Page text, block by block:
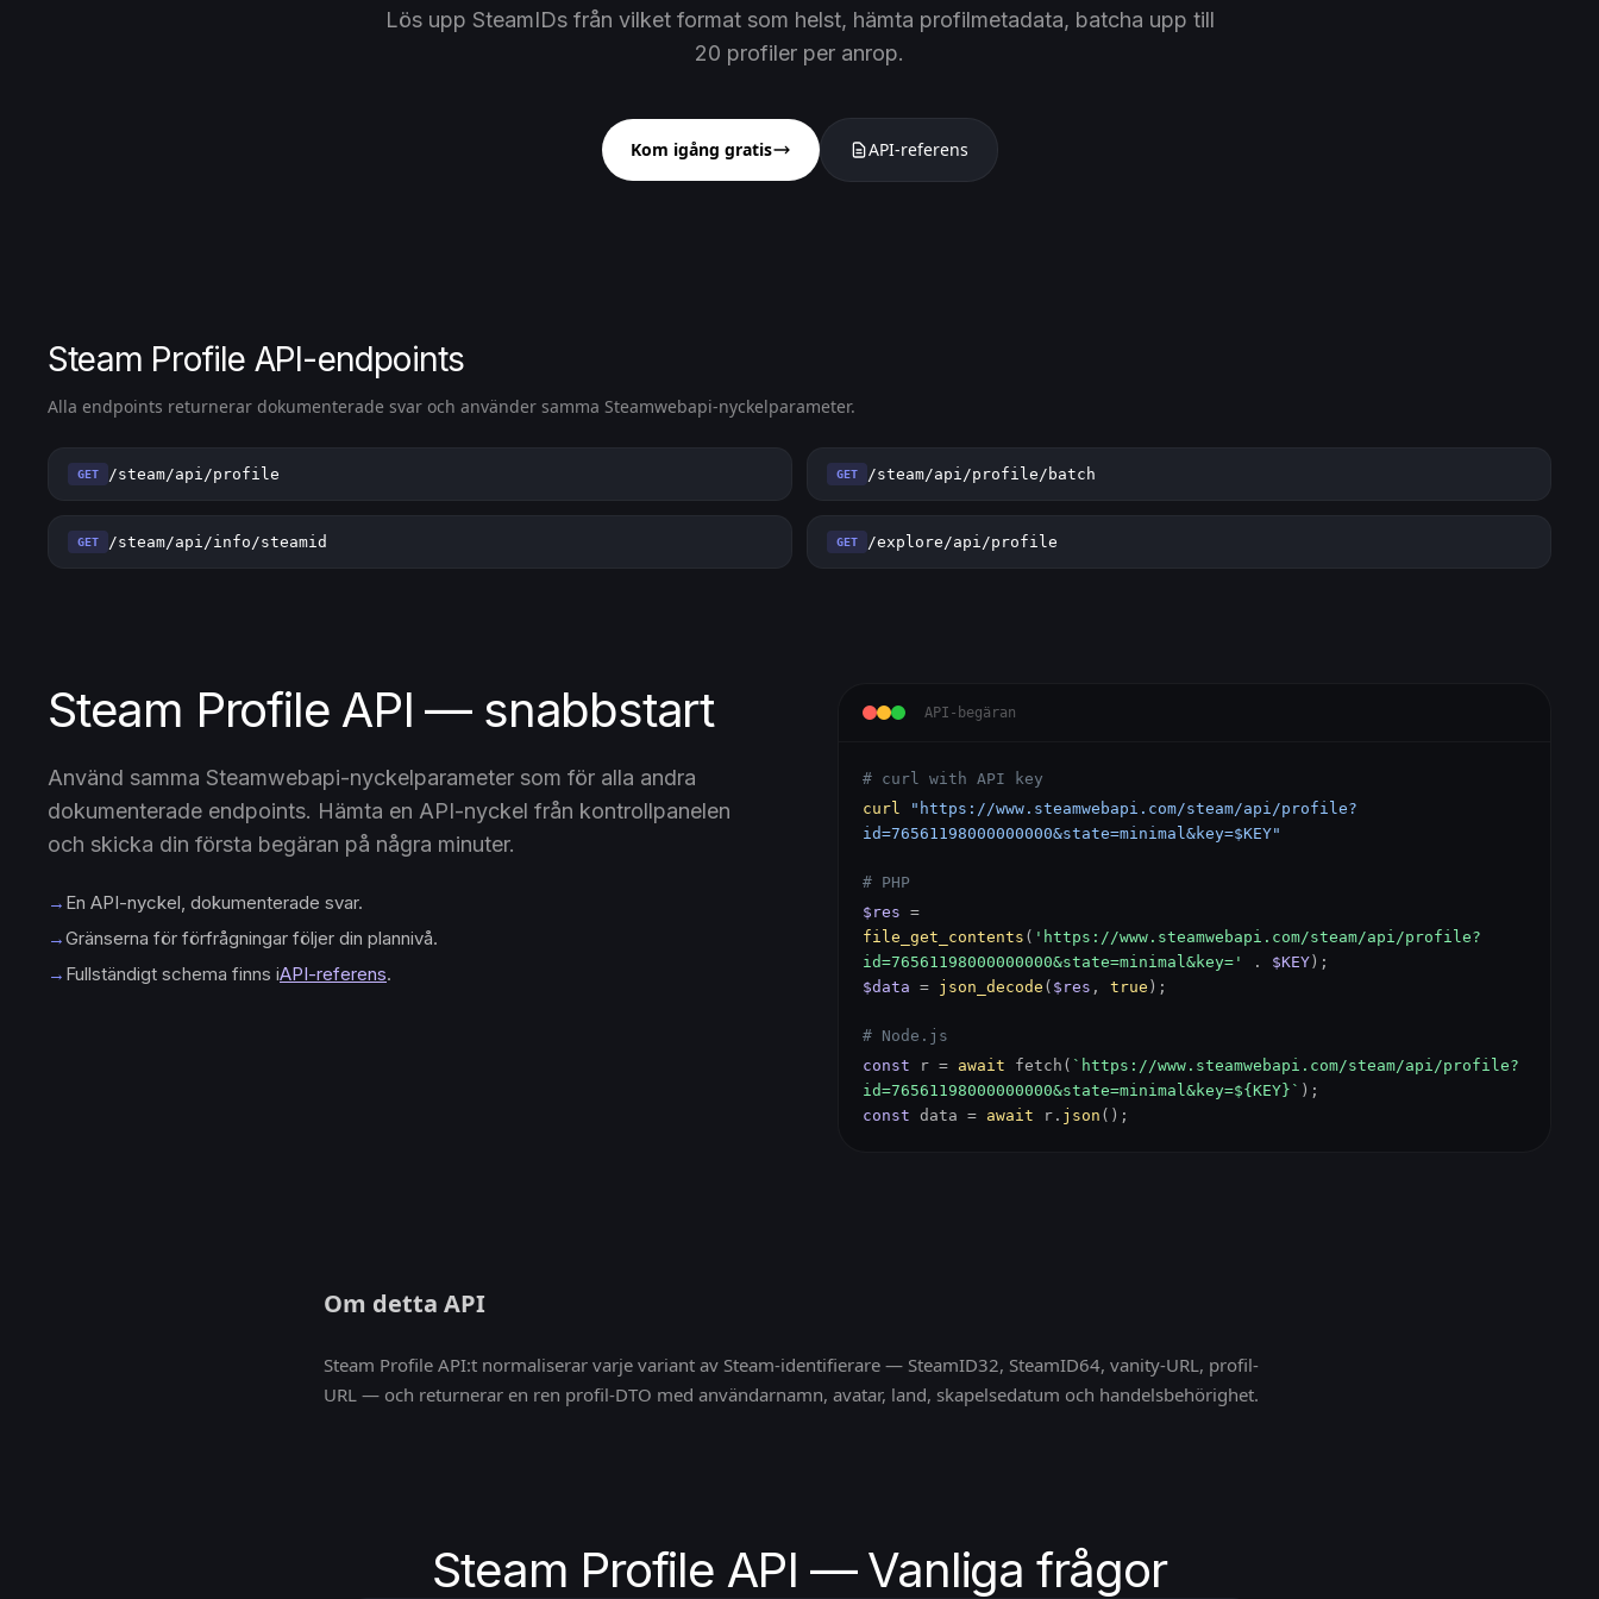
Lös upp SteamIDs från vilket format som helst, hämta profilmetadata, batcha upp till
20 profiler per anrop.
Kom igång gratis API-referens
Steam Profile API-endpoints
Alla endpoints returnerar dokumenterade svar och använder samma Steamwebapi-nyckelparameter.
GET /steam/api/profile GET /steam/api/profile/batch
GET /steam/api/info/steamid GET /explore/api/profile
Steam Profile API — snabbstart
Använd samma Steamwebapi-nyckelparameter som för alla andra
dokumenterade endpoints. Hämta en API-nyckel från kontrollpanelen
och skicka din första begäran på några minuter.
→ En API-nyckel, dokumenterade svar.
→Gränserna för förfrågningar följer din plannivå.
→ Fullständigt schema finns iAPI-referens.
API-begäran
# curl with API key
curl
"https://www.steamwebapi.com/steam/api/profile?
id=76561198000000000&state=minimal&key=$KEY"
# PHP
$res =
file_get_contents ( 'https://www.steamwebapi.com/steam/api/profile?
id=76561198000000000&state=minimal&key='
. $KEY );
$data = json_decode ( $res , true );
# Node.js
const r = await fetch( `https://www.steamwebapi.com/steam/api/profile?
id=76561198000000000&state=minimal&key=${KEY}` );
const data = await r. json ();
Om detta API
Steam Profile API:t normaliserar varje variant av Steam-identifierare — SteamID32, SteamID64, vanity-URL, profil-
URL — och returnerar en ren profil-DTO med användarnamn, avatar, land, skapelsedatum och handelsbehörighet.
Steam Profile API — Vanliga frågor